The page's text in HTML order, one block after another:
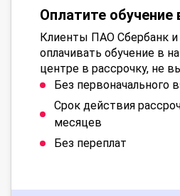
Оплатите обучение
Клиенты ПАО Сбербанк
оплачивать обучение в
центре в рассрочку, не
Без первоначального
Срок действия
месяцев
Без переплат